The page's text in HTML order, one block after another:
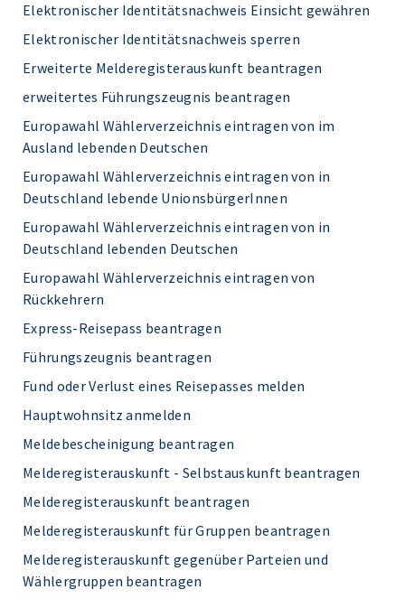
Elektronischer Identitätsnachweis Einsicht gewähren
Elektronischer Identitätsnachweis sperren
Erweiterte Melderegisterauskunft beantragen
erweitertes Führungszeugnis beantragen
Europawahl Wählerverzeichnis eintragen von im
Ausland lebenden Deutschen
Europawahl Wählerverzeichnis eintragen von in
Deutschland lebende UnionsbürgerInnen
Europawahl Wählerverzeichnis eintragen von in
Deutschland lebenden Deutschen
Europawahl Wählerverzeichnis eintragen von
Rückkehrern
Express-Reisepass beantragen
Führungszeugnis beantragen
Fund oder Verlust eines Reisepasses melden
Hauptwohnsitz anmelden
Meldebescheinigung beantragen
Melderegisterauskunft - Selbstauskunft beantragen
Melderegisterauskunft beantragen
Melderegisterauskunft für Gruppen beantragen
Melderegisterauskunft gegenüber Parteien und
Wählergruppen beantragen